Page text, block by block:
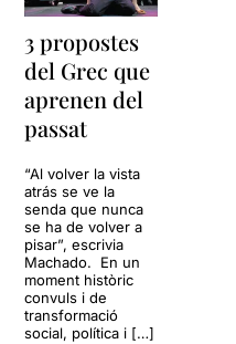
3 propostes
del Grec que
aprenen del
passat
“Al volver la vista
atrás se ve la
senda que nunca
se ha de volver a
pisar”, escrivia
Machado. En un
moment històric
convuls i de
transformació
social, política i […]